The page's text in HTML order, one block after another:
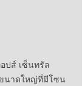
ปส์ เซ็นทรัล
นาดใหญ่ที่มีโซน